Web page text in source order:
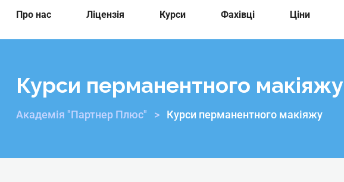
Про нас Ліцензія Курси Фахівці Ціни
Курси перманентного макіяжу
Академія "Партнер Плюс" > Курси перманентного макіяжу